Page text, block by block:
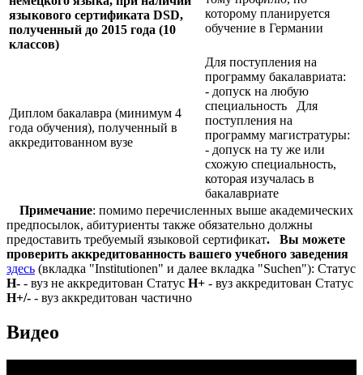
которому планируется
обучение в Германии
языкового сертификата DSD,
полученный до 2015 года (10
классов)
Диплом бакалавра (минимум 4
года обучения), полученный в
аккредитованном вузе
Для поступления на
программу бакалавриата:
- допуск на любую
специальность Для
поступления на
программу магистратуры:
- допуск на ту же или
схожую специальность,
которая изучалась в
бакалавриате
Примечание: помимо перечисленных выше академических
предпосылок, абитуриенты также обязательно должны
предоставить требуемый языковой сертификат.
Вы можете
проверить аккредитованность вашего учебного заведения
здесь (вкладка "Institutionen" и далее вкладка "Suchen"): Статус
Н- - вуз не аккредитован Статус Н+ - вуз аккредитован Статус
Н+/- - вуз аккредитован частично
Видео